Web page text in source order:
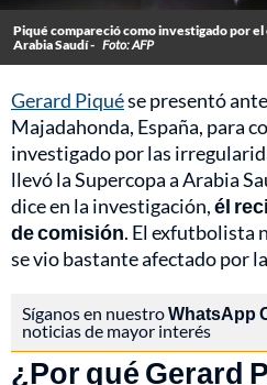
Piqué compareció como investigado por
Arabia Saudí - Foto: AFP
Gerard Piquése presentó
Majadahonda, España, para
investigado por las
llevó la Supercopa a Arabia
dice en la investigación,él
de comisión. El exfutbolista
se vio bastante afectado por
Síganos en nuestroWhatsApp
noticias de mayor interés
¿Por qué Gerard